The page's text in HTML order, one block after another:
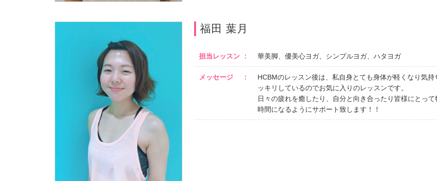
福田 葉月
担当レッスン 華美脚、優美心ヨガ、シンプルヨガ、ハタヨガ
メッセージ
HCBMのレッスン後は、私自身とても身体が軽くなり気持
ッキリしているのでお気に入りのレッスンです。
日々の疲れを癒したり、自分と向き合ったり皆様にとって
時間になるようにサポート致します！！